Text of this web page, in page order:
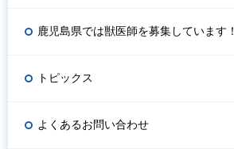
鹿児島県では獣医師を募集しています！
トピックス
よくあるお問い合わせ